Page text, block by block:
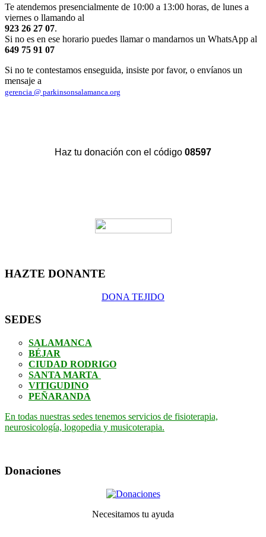
Te atendemos presencialmente de 10:00 a 13:00 horas, de lunes a
viernes o llamando al
923 26 27 07.
Si no es en ese horario puedes llamar o mandarnos un WhatsApp al
649 75 91 07
Si no te contestamos enseguida, insiste por favor, o envíanos un
mensaje a
gerencia @ parkinsonsalamanca.org
Haz tu donación con el código 08597
HAZTE DONANTE
DONA TEJIDO
SEDES
SALAMANCA
BÉJAR
CIUDAD RODRIGO
SANTA MARTA
VITIGUDINO
PEÑARANDA
En todas nuestras sedes tenemos servicios de fisioterapia,
neurosicología, logopedia y musicoterapia.
Donaciones
Necesitamos tu ayuda